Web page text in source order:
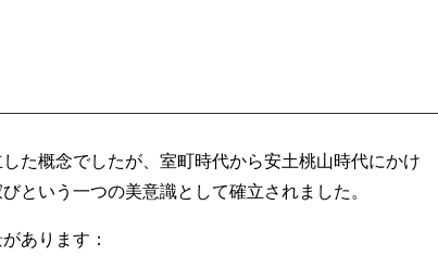
た概念でしたが、室町時代から安土桃山時代にかけ
という一つの美意識として確立されました。
あります：